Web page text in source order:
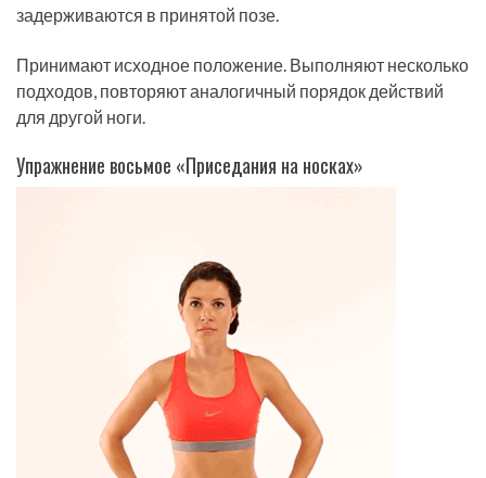
задерживаются в принятой позе.
Принимают исходное положение. Выполняют несколько
подходов, повторяют аналогичный порядок действий
для другой ноги.
Упражнение восьмое «Приседания на носках»